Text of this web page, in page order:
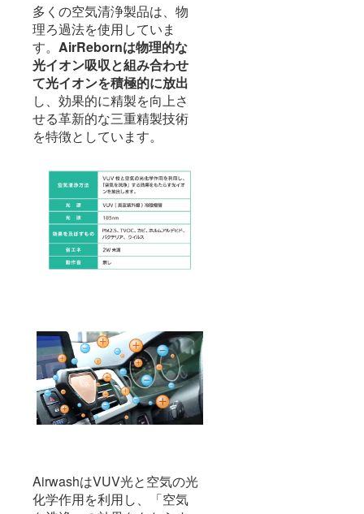
多くの空気清浄製品は、物
理ろ過法を使用していま
す。 AirRebornは物理的な
光イオン吸収と組み合わせ
て光イオンを積極的に放出
し、効果的に精製を向上さ
せる革新的な三重精製技術
を特徴としています。
AirwashはVUV光と空気の光
化学作用を利用し、「空気